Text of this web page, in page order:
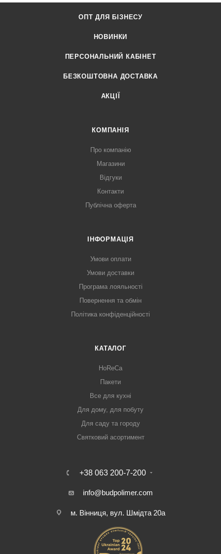
ОПТ ДЛЯ БІЗНЕСУ
НОВИНКИ
ПЕРСОНАЛЬНИЙ КАБІНЕТ
БЕЗКОШТОВНА ДОСТАВКА
АКЦІЇ
КОМПАНІЯ
Про компанію
Магазини
Відгуки
Контакти
Публічна оферта
ІНФОРМАЦІЯ
Умови оплати
Умови доставки
Програма лояльності
Повернення та обмін
Політика конфіденційності
КАТАЛОГ
HoReCa
Пакети
Все для кухні
Для дому, для побуту
Для саду та городу
Святковий асортимент
+38 063 200-7-200
info@budpolimer.com
м. Вінниця, вул. Шмідта 20а